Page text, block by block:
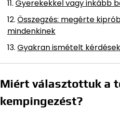
Gyerekekkel vagy inkább
Összegzés: megérte
mindenkinek
Gyakran ismételt kérdések
Miért választottuk a
kempingezést?